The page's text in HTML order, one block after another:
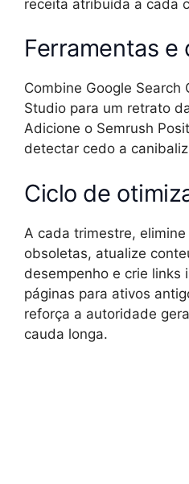
receita atribuída a cada
Ferramentas e
Combine Google Search
Studio para um retrato
Adicione o Semrush
detectar cedo a
Ciclo de
A cada trimestre,
obsoletas, atualize
desempenho e crie links
páginas para ativos
reforça a autoridade
cauda longa.